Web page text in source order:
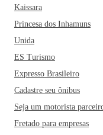
Kaissara
Princesa dos Inhamuns
Unida
ES Turismo
Expresso Brasileiro
Cadastre seu ônibus
Seja um motorista
Fretado para empresas